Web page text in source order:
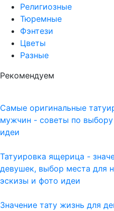
Религиозные
Тюремные
Фэнтези
Цветы
Разные
Рекомендуем
Самые оригинальные
мужчин - советы по
идеи
Татуировка ящерица -
девушек, выбор места для
эскизы и фото идеи
Значение тату жизнь для